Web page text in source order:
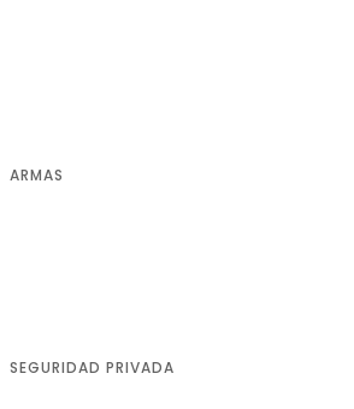
ARMAS
SEGURIDAD PRIVADA